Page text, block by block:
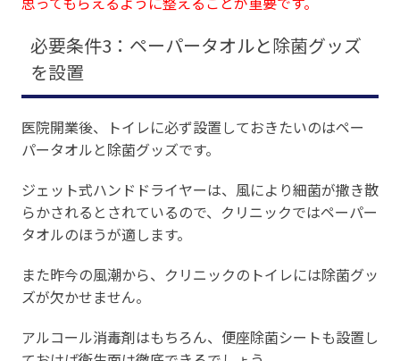
必要条件3：ペーパータオルと除菌グッズ
を設置
医院開業後、トイレに必ず設置しておきたいのはペー
パータオルと除菌グッズです。
ジェット式ハンドドライヤーは、風により細菌が撒き散
らかされるとされているので、クリニックではペーパー
タオルのほうが適します。
また昨今の風潮から、クリニックのトイレには除菌グッ
ズが欠かせません。
アルコール消毒剤はもちろん、便座除菌シートも設置し